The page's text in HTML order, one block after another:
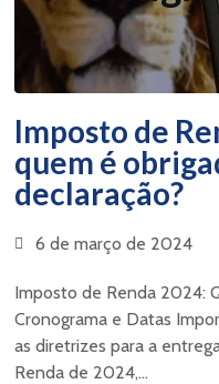
Imposto de
quem é
declaração?
6 de março de 2024
Imposto de Renda 2024:
Cronograma e Datas
as diretrizes para a
Renda de 2024,...